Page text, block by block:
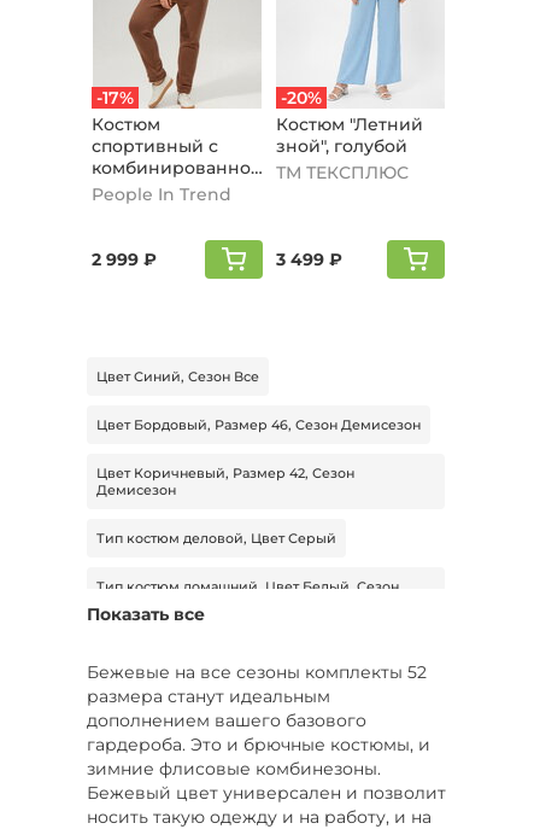
-17%
Костюм
спортивный с
комбинированной
вставкой,
кофейный
People In Trend
2 999 ₽
-20%
Костюм "Летний
зной", голубой
ТМ ТЕКСПЛЮС
3 499 ₽
Цвет Синий, Сезон Все
Цвет Бордовый, Размер 46, Сезон Демисезон
Цвет Коричневый, Размер 42, Сезон
Демисезон
Тип костюм деловой, Цвет Серый
Тип костюм домашний, Цвет Белый, Сезон
Тип костюм деловой, Цвет Белый, Размер 62
Цвет Розовый, Размер 54-56, Сезон Демисезон
Цвет Черный, Размер 54, Сезон Демисезон
Показать все
Бежевые на все сезоны комплекты 52
размера станут идеальным
дополнением вашего базового
гардероба. Это и брючные костюмы, и
зимние флисовые комбинезоны.
Бежевый цвет универсален и позволит
носить такую одежду и на работу, и на